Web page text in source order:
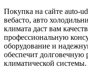
Покупка на сайте auto-
вебасто, авто
климата даст вам
профессиональную
оборудование и
обеспечит долговечную
климатической системы.